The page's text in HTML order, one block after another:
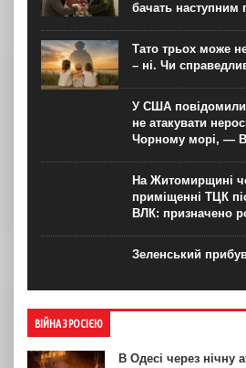
бачать наступним
Тато трьох може
– ні. Чи
У США
не атакувати
Чорному морі, —
На Житомирщині
приміщенні ТЦК
ВЛК: призначено
Зеленський
ВІЙНА З РОСІЄЮ
В Одесі через нічну